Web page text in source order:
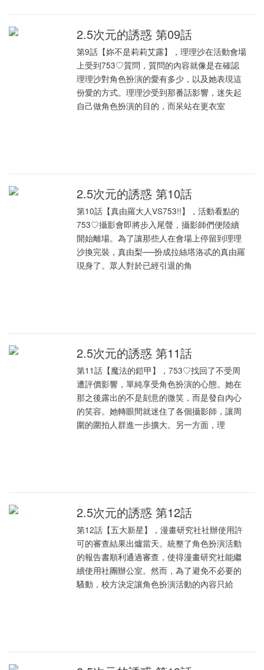
2.5次元的誘惑 第09話
第9話【妳不是莉莉艾露】，理理沙在活動會場
上受到753♡質問，質問的內容就像是在確認
理理沙對角色扮演的愛有多少，以及她表現這
份愛的方式。理理沙受到那番話影響，迷失起
自己做角色扮演的目的，而呆站在更衣室
2.5次元的誘惑 第10話
第10話【真由羅大人VS753!!】，活動看點的
753♡攝影會即將步入尾聲，攝影師們便陸續
開始離場。為了讓那些人在會場上停留到理理
沙換完裝，真由梨──扮成拉絲塔洛忒的真由羅
現身了。眾人對於已經引退的角
2.5次元的誘惑 第11話
第11話【魔法的鎧甲】，753♡找回了不受周
遭評價影響，單純享受角色扮演的心態。她在
那之後露出的不是刻意的微笑，而是發自內心
的笑容。她轉眼間就迷住了各個攝影師，讓周
圍的圍拍人群進一步擴大。另一方面，理
2.5次元的誘惑 第12話
第12話【五大新星】，漫畫研究社社辦使用許
可的審查結果出爐當天。統整了角色扮演活動
的報告書順利通過審查，使得漫畫研究社能繼
續使用社團辦公室。然而，為了避免不必要的
騷動，校方決定讓角色扮演活動的內容只給